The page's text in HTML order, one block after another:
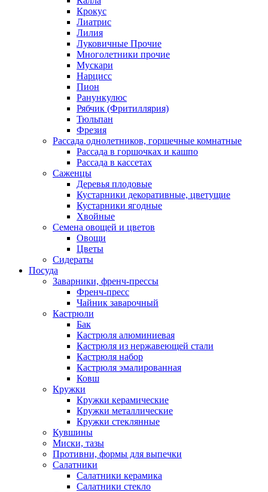
Крокус
Лиатрис
Лилия
Луковичные Прочие
Многолетники прочие
Мускари
Нарцисс
Пион
Ранункулюс
Рябчик (Фритиллярия)
Тюльпан
Фрезия
Рассада однолетников, горшечные комнатные
Рассада в горшочках и кашпо
Рассада в кассетах
Саженцы
Деревья плодовые
Кустарники декоративные, цветущие
Кустарники ягодные
Хвойные
Семена овощей и цветов
Овощи
Цветы
Сидераты
Посуда
Заварники, френч-прессы
Френч-пресс
Чайник заварочный
Кастрюли
Бак
Кастрюля алюминиевая
Кастрюля из нержавеющей стали
Кастрюля набор
Кастрюля эмалированная
Ковш
Кружки
Кружки керамические
Кружки металлические
Кружки стеклянные
Кувшины
Миски, тазы
Противни, формы для выпечки
Салатники
Салатники керамика
Салатники стекло